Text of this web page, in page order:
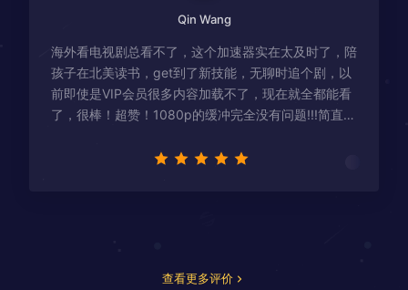
Qin Wang
海外看电视剧总看不了，这个加速器实在太及时了，陪
孩子在北美读书，get到了新技能，无聊时追个剧，以
前即使是VIP会员很多内容加载不了，现在就全都能看
了，很棒！超赞！1080p的缓冲完全没有问题!!!简直救
查看更多评价